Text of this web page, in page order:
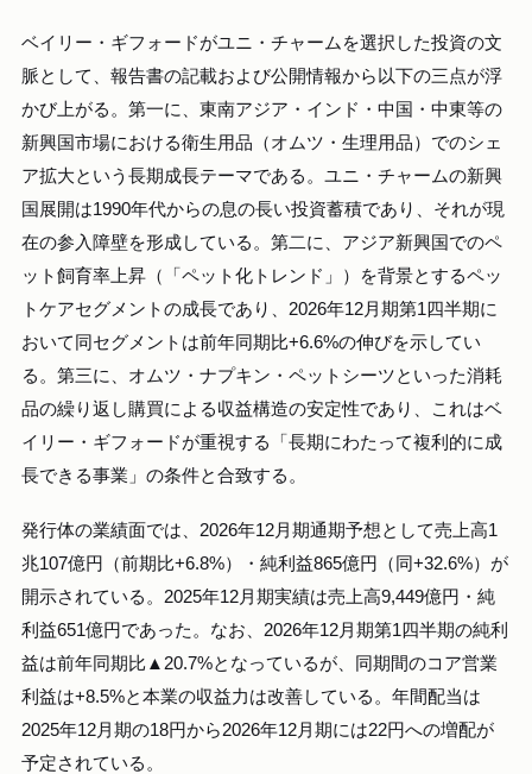
ベイリー・ギフォードがユニ・チャームを選択した投資の文
脈として、報告書の記載および公開情報から以下の三点が浮
かび上がる。第一に、東南アジア・インド・中国・中東等の
新興国市場における衛生用品（オムツ・生理用品）でのシェ
ア拡大という長期成長テーマである。ユニ・チャームの新興
国展開は1990年代からの息の長い投資蓄積であり、それが現
在の参入障壁を形成している。第二に、アジア新興国でのペ
ット飼育率上昇（「ペット化トレンド」）を背景とするペッ
トケアセグメントの成長であり、2026年12月期第1四半期に
おいて同セグメントは前年同期比+6.6%の伸びを示してい
る。第三に、オムツ・ナプキン・ペットシーツといった消耗
品の繰り返し購買による収益構造の安定性であり、これはベ
イリー・ギフォードが重視する「長期にわたって複利的に成
長できる事業」の条件と合致する。
発行体の業績面では、2026年12月期通期予想として売上高1
兆107億円（前期比+6.8%）・純利益865億円（同+32.6%）が
開示されている。2025年12月期実績は売上高9,449億円・純
利益651億円であった。なお、2026年12月期第1四半期の純利
益は前年同期比▲20.7%となっているが、同期間のコア営業
利益は+8.5%と本業の収益力は改善している。年間配当は
2025年12月期の18円から2026年12月期には22円への増配が
予定されている。